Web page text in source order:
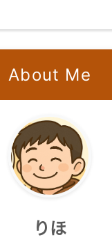
About Me
りほ